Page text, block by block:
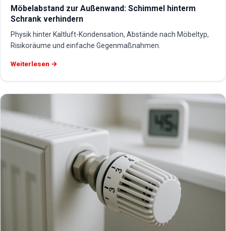
Möbelabstand zur Außenwand: Schimmel hinterm
Schrank verhindern
Physik hinter Kaltluft-Kondensation, Abstände nach Möbeltyp,
Risikoräume und einfache Gegenmaßnahmen.
Weiterlesen →